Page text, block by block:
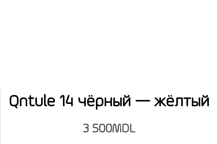
Qntule 14 чёрный — жёлтый
3 500MDL